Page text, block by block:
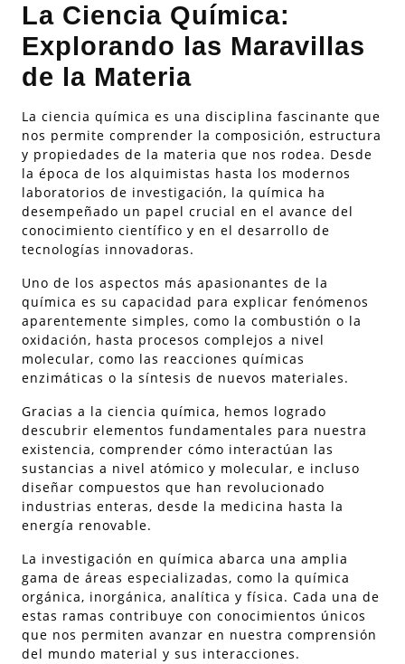
La Ciencia Química:
Explorando las Maravillas
de la Materia
La ciencia química es una disciplina fascinante que
nos permite comprender la composición, estructura
y propiedades de la materia que nos rodea. Desde
la época de los alquimistas hasta los modernos
laboratorios de investigación, la química ha
desempeñado un papel crucial en el avance del
conocimiento científico y en el desarrollo de
tecnologías innovadoras.
Uno de los aspectos más apasionantes de la
química es su capacidad para explicar fenómenos
aparentemente simples, como la combustión o la
oxidación, hasta procesos complejos a nivel
molecular, como las reacciones químicas
enzimáticas o la síntesis de nuevos materiales.
Gracias a la ciencia química, hemos logrado
descubrir elementos fundamentales para nuestra
existencia, comprender cómo interactúan las
sustancias a nivel atómico y molecular, e incluso
diseñar compuestos que han revolucionado
industrias enteras, desde la medicina hasta la
energía renovable.
La investigación en química abarca una amplia
gama de áreas especializadas, como la química
orgánica, inorgánica, analítica y física. Cada una de
estas ramas contribuye con conocimientos únicos
que nos permiten avanzar en nuestra comprensión
del mundo material y sus interacciones.